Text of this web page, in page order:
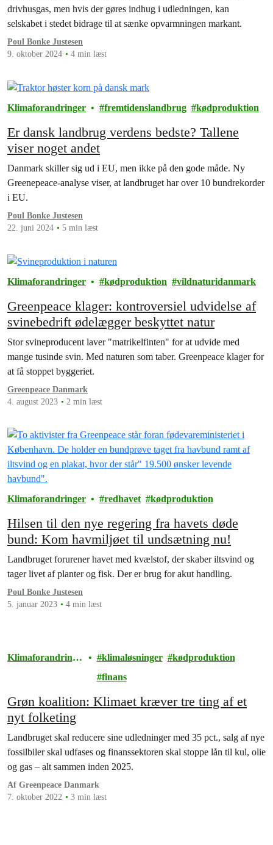
drivhusgas, men hvis der gøres indhug i udledningen, kan
selskabet i stedet bidrage til at sænke opvarmningen markant.
Poul Bonke Justesen
9. oktober 2024
4 min læst
Klimaforandringer fremtidenslandbrug kødproduktion
Er dansk landbrug verdens bedste? Tallene
viser noget andet
Danmark skiller sig ud i EU, men ikke på den gode måde. Ny
Greenepeace-analyse viser, at landbruget har over 10 bundrekorder
i EU.
Poul Bonke Justesen
22. juni 2024
5 min læst
Klimaforandringer kødproduktion vildnaturidanmark
Greenpeace klager: kontroversiel udvidelse af
svinebedrift ødelægger beskyttet natur
Stor svineproducent laver "matrikelfinten" for at udvide med
mange tusinde svin. Med naturen som taber. Greenpeace klager for
at få stoppet byggeriet.
Greenpeace Danmark
4. august 2023
2 min læst
Klimaforandringer redhavet kødproduktion
Hilsen til den nye regering fra havets døde
bund: Kom havmiljøet til undsætning nu!
Landbruget forurener havet med kvælstof, der skaber iltsvind og
tager livet af planter og fisk. Der er brug for akut handling.
Poul Bonke Justesen
5. januar 2023
4 min læst
Klimaforandringe
klimaløsninger
kødproduktion
finans
Grøn koalition: Klimaet kræver tre ting af et
nyt folketing
Landbruget skal reducere sine udledninger med 35 pct., salg af nye
fossilbiler skal udfases og finanssektoren skal stoppe lån til kul, olie
og gas – alt sammen inden 2025.
Af Greenpeace Danmark
7. oktober 2022
3 min læst